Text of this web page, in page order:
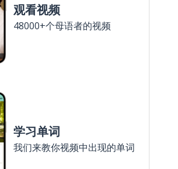
观看视频
48000+个母语者的视频
学习单词
我们来教你视频中出现的单词